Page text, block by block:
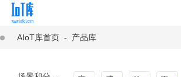
AIoT库首页 - 产品库